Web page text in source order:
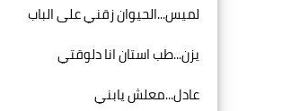
لميس...الحيوان زقني على الباب
يزن...طب استان انا دلوقتي
عادل...معلش يابني